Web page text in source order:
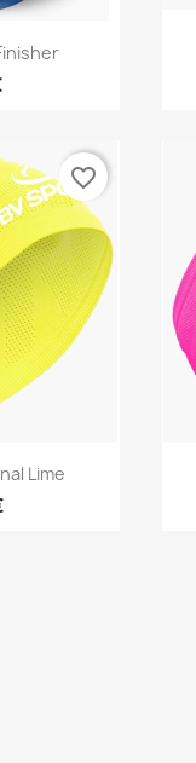
Lime
favorite_border